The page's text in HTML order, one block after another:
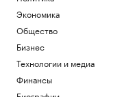
Экономика
Общество
Бизнес
Технологии и медиа
Финансы